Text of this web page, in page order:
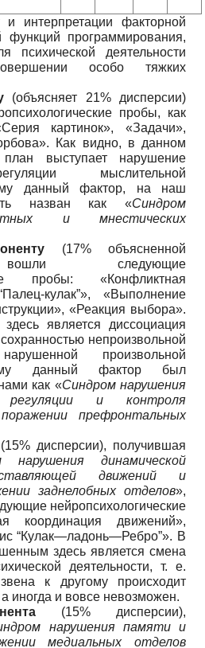
интерпретации факторной
функций программирования,
психической деятельности
особо тяжких
(объясняет 21% дисперсии)
пробы, как
картинок», «Задачи»,
Как видно, в данном
выступает нарушение
мыслительной
данный фактор, на наш
назван как «Синдром
и мнестических
(17% объясненной
следующие
пробы: «Конфликтная
кулак”», «Выполнение
«Реакция выбора».
является диссоциация
непроизвольной
произвольной
данный фактор был
как «Синдром нарушения
регуляции и контроля
префронтальных
(15% дисперсии), получившая
нарушения динамической
движений и
заднелобных отделов»,
нейропсихологические
координация движений»,
“Кулак—ладонь—Ребро”». В
здесь является смена
деятельности, т. е.
к другому происходит
иногда и вовсе невозможен.
(15% дисперсии),
нарушения памяти и
медиальных отделов